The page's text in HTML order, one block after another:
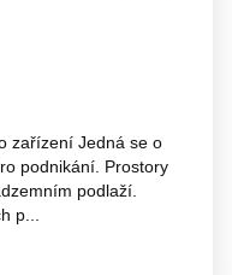
zařízení Jedná se o
podnikání. Prostory
podlaží.
p...